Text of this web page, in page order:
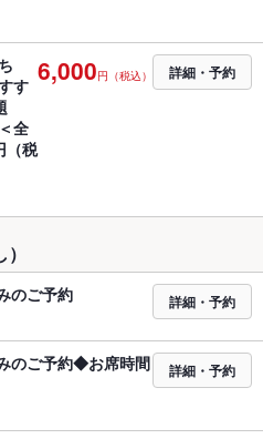
す
全
（税
6,000円（税込） 詳細・予約
のご予約 詳細・予約
のご予約◆お席時間
詳細・予約